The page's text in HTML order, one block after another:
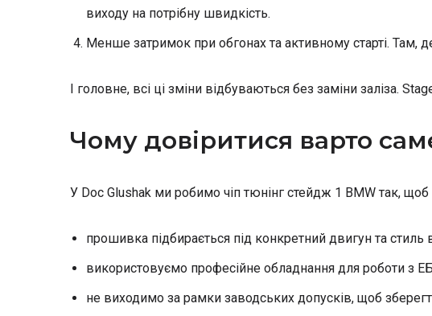
виходу на потрібну швидкість.
Менше затримок при обгонах та активному старті. Там,
І головне, всі ці зміни відбуваються без заміни заліза.
Чому довіритися варто
У Doc Glushak ми робимо чіп тюнінг стейдж 1 BMW так,
прошивка підбирається під конкретний двигун та стиль
використовуємо професійне обладнання для роботи з
не виходимо за рамки заводських допусків, щоб